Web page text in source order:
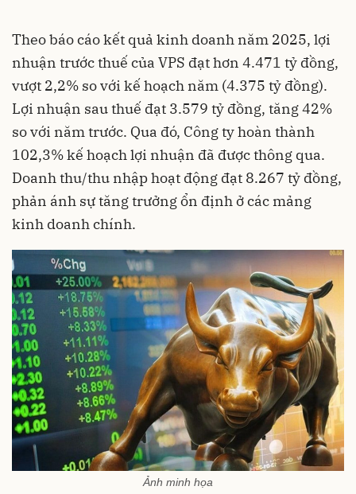
Theo báo cáo kết quả kinh doanh năm 2025, lợi
nhuận trước thuế của VPS đạt hơn 4.471 tỷ đồng,
vượt 2,2% so với kế hoạch năm (4.375 tỷ đồng).
Lợi nhuận sau thuế đạt 3.579 tỷ đồng, tăng 42%
so với năm trước. Qua đó, Công ty hoàn thành
102,3% kế hoạch lợi nhuận đã được thông qua.
Doanh thu/thu nhập hoạt động đạt 8.267 tỷ đồng,
phản ánh sự tăng trưởng ổn định ở các mảng
kinh doanh chính.
Ảnh minh họa